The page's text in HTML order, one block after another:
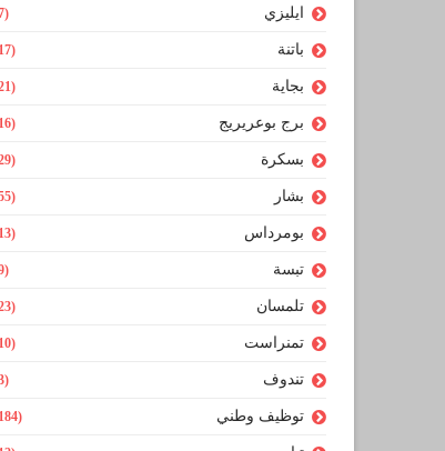
ايليزي (7)
باتنة (17)
بجاية (21)
برج بوعريريج (16)
بسكرة (29)
بشار (55)
بومرداس (13)
تبسة (9)
تلمسان (23)
تمنراست (10)
تندوف (3)
توظيف وطني (184)